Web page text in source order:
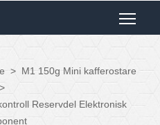
> M1 150g Mini kafferostare
>
Reservdel Elektronisk